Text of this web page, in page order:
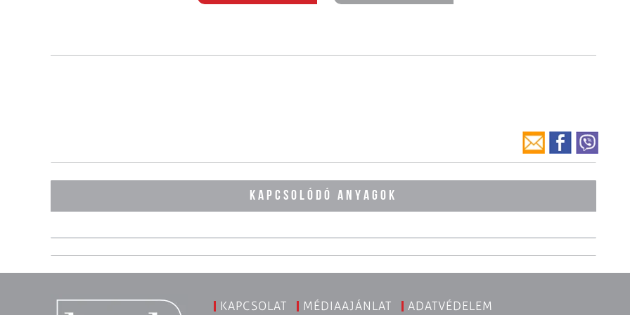
KAPCSOLÓDÓ ANYAGOK
KAPCSOLAT MÉDIAAJÁNLAT ADATVÉDELEM